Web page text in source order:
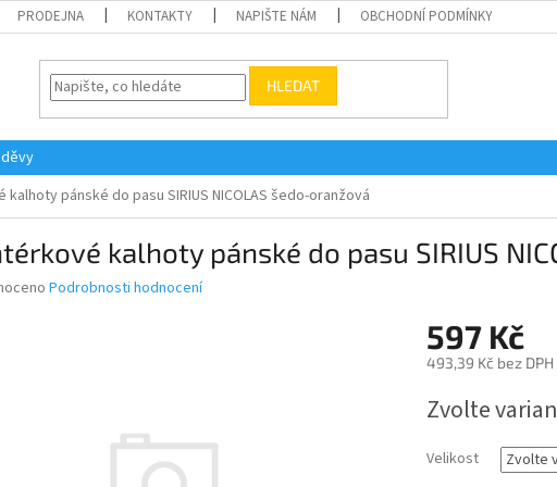
PRODEJNA KONTAKTY NAPIŠTE NÁM OBCHODNÍ PODMÍNKY
HLEDAT
pánské do pasu SIRIUS NICOLAS šedo-oranžová
kalhoty pánské do pasu SIRIUS
Podrobnosti hodnocení
597 Kč
493,39 Kč bez DPH
cena:
Zvolte
Velikost